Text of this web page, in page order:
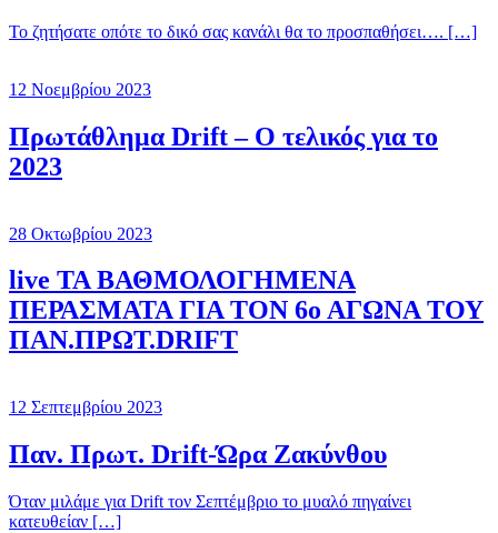
Το ζητήσατε οπότε το δικό σας κανάλι θα το προσπαθήσει…. […]
12 Νοεμβρίου 2023
Πρωτάθλημα Drift – O τελικός για το
2023
28 Οκτωβρίου 2023
live ΤΑ ΒΑΘΜΟΛΟΓΗΜΕΝΑ
ΠΕΡΑΣΜΑΤΑ ΓΙΑ ΤΟΝ 6ο ΑΓΩΝΑ ΤΟΥ
ΠΑΝ.ΠΡΩΤ.DRIFT
12 Σεπτεμβρίου 2023
Παν. Πρωτ. Drift-Ώρα Ζακύνθου
Όταν μιλάμε για Drift τον Σεπτέμβριο το μυαλό πηγαίνει
κατευθείαν […]